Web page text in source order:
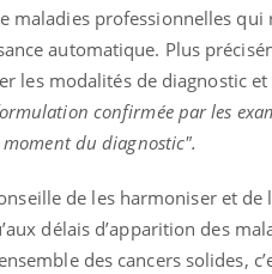
maladies professionnelles qui
automatique. Plus
les modalités de diagnostic et
confirmée par les
moment du diagnostic".
de les harmoniser et de
délais d’apparition des
des cancers solides,
on
2
Youtube
Eczéma Chronique
préparer pour l’été !
L'été arrive… et avec lui,
soleil, activités en plein
sont ...